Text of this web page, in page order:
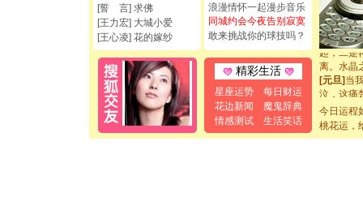
[誓 言] 求佛
[王力宏] 大城小爱
[王心凌] 花的嫁纱
浪漫情怀一起漫步音乐
同城约会今夜告别寂寞
敢来挑战你的球技吗？
精彩生活
星座运势
每日财运
花边新闻
魔鬼辞典
情感测试
生活笑话
断电。爱
你是我专
[元旦]如
起；二是
离。水晶
[元旦]当
泣，这痛
[春节]风
颜！冬去
今日运程
桃花运，